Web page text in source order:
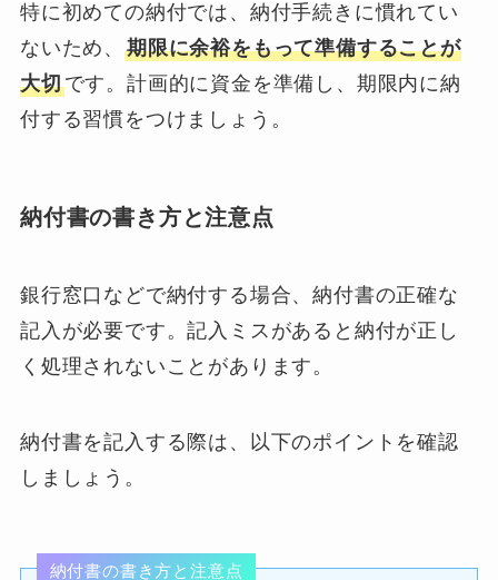
特に初めての納付では、納付手続きに慣れてい
ないため、 期限に余裕をもって準備することが
大切です。計画的に資金を準備し、期限内に納
付する習慣をつけましょう。
納付書の書き方と注意点
銀行窓口などで納付する場合、納付書の正確な
記入が必要です。記入ミスがあると納付が正し
く処理されないことがあります。
納付書を記入する際は、以下のポイントを確認
しましょう。
納付書の書き方と注意点